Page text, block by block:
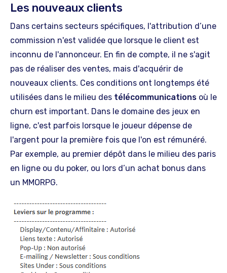
Les nouveaux clients
Dans certains secteurs spécifiques, l'attribution d’une
commission n'est validée que lorsque le client est
inconnu de l'annonceur. En fin de compte, il ne s'agit
pas de réaliser des ventes, mais d'acquérir de
nouveaux clients. Ces conditions ont longtemps été
utilisées dans le milieu des télécommunications où le
churn est important. Dans le domaine des jeux en
ligne, c'est parfois lorsque le joueur dépense de
l'argent pour la première fois que l'on est rémunéré.
Par exemple, au premier dépôt dans le milieu des paris
en ligne ou du poker, ou lors d’un achat bonus dans
un MMORPG.